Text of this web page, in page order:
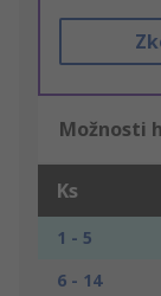
Možnosti
Ks
1 - 5
6 - 14